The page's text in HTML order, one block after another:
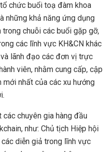
chức buổi toạ đàm khoa
những khả năng ứng dụng
chuỗi các buổi gặp gỡ,
các lĩnh vực KH&CN khác
lãnh đạo các đơn vị trực
viên, nhằm cung cấp, cập
mới nhất của các xu hướng
chuyên gia hàng đầu
như: Chủ tịch Hiệp hội
diễn giả trong lĩnh vực